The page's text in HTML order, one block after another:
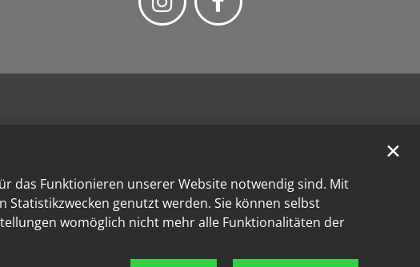
das Funktionieren unserer Website notwendig sind. Mit
genutzt werden. Sie können selbst
womöglich nicht mehr alle Funktionalitäten der
✕